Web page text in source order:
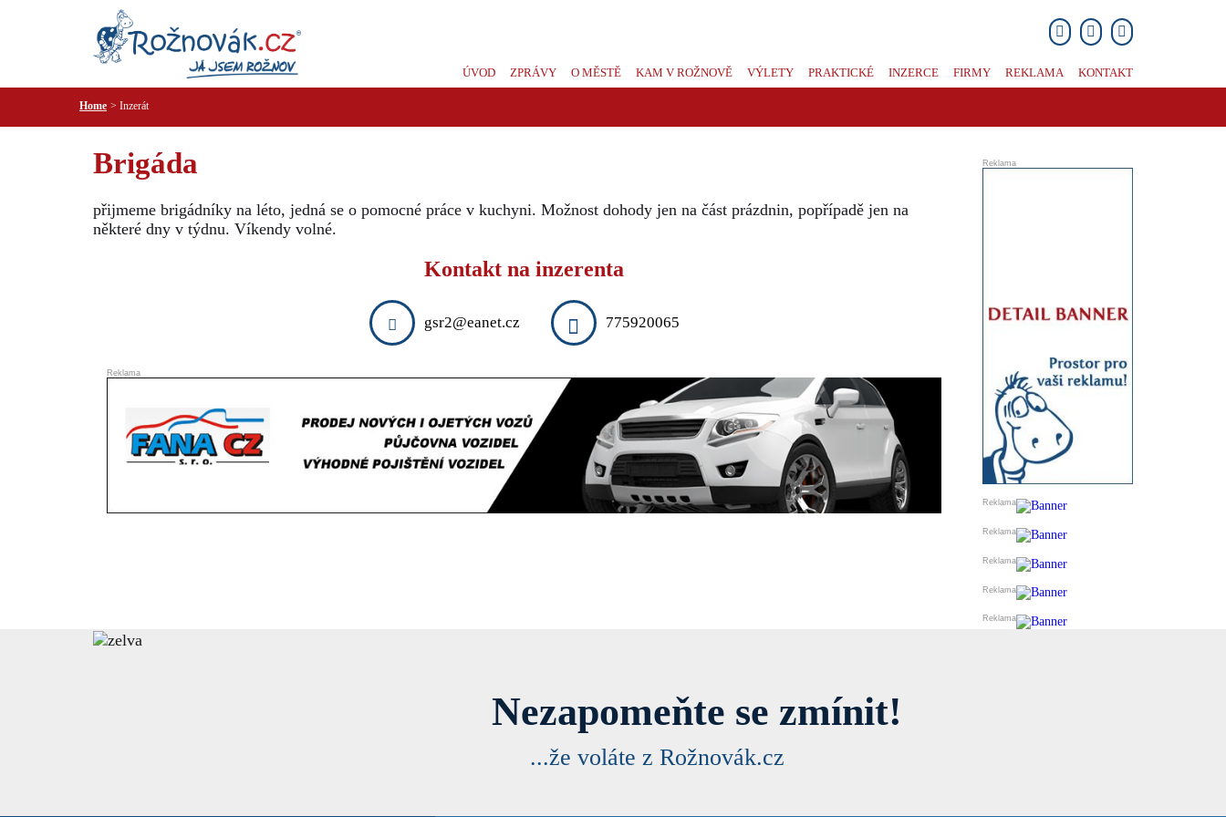
ÚVOD ZPRÁVY O MĚSTĚ KAM V ROŽNOVĚ VÝLETY PRAKTICKÉ INZERCE FIRMY REKLAMA KONTAKT
Home Inzerát
Brigáda
přijmeme brigádníky na léto, jedná se o pomocné práce v kuchyni. Možnost dohody jen na část prázdnin, popřípadě jen na
některé dny v týdnu. Víkendy volné.
Kontakt na inzerenta
gsr2@eanet.cz 775920065
Nezapomeňte se zmínit!
...že voláte z Rožnovák.cz